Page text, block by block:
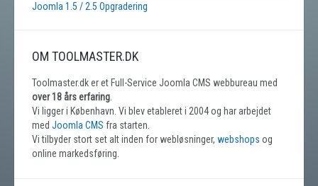
Joomla 1.5 / 2.5 Opgradering
OM TOOLMASTER.DK
Toolmaster.dk er et Full-Service Joomla CMS webbureau med
over 18 års erfaring
Vi ligger i København. Vi blev etableret i 2004 og har arbejdet
med Joomla CMS fra starten.
Vi tilbyder stort set alt inden for webløsninger, webshops og
online markedsføring.